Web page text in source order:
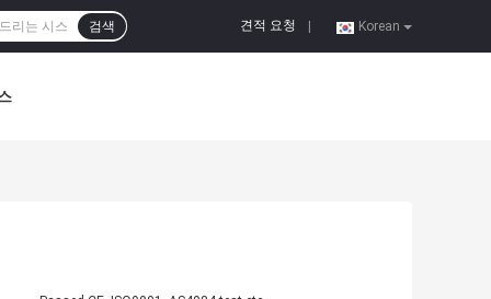
Korean
견적 요청
검색